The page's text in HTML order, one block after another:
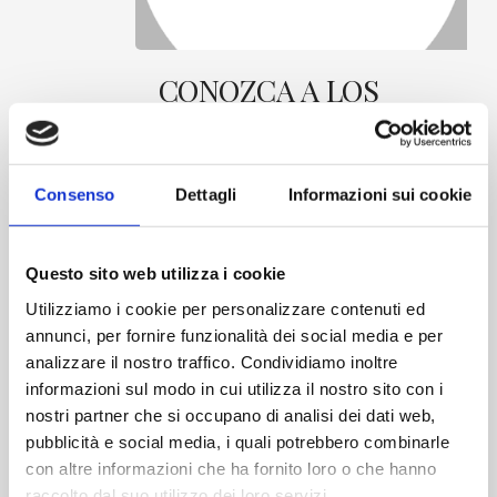
Consenso Dettagli Informazioni sui cookie
Questo sito web utilizza i cookie
Utilizziamo i cookie per personalizzare contenuti ed
annunci, per fornire funzionalità dei social media e per
analizzare il nostro traffico. Condividiamo inoltre
informazioni sul modo in cui utilizza il nostro sito con i
nostri partner che si occupano di analisi dei dati web,
pubblicità e social media, i quali potrebbero combinarle
con altre informazioni che ha fornito loro o che hanno
LOS
y
estrategias
retos
del
control
de
la
contaminación
en
entornos
farmacéuticos
CONOZCA A LOS
EXPERTOS: Métodos y
estrategias para
afrontar los retos del
control de la
entornos
farmacéuticos
AM | Ecolab presenta el evento
dedicado a la actualización
imprescindible para asegurar la
correcta aplicación de...
5 de septiembre de 2025